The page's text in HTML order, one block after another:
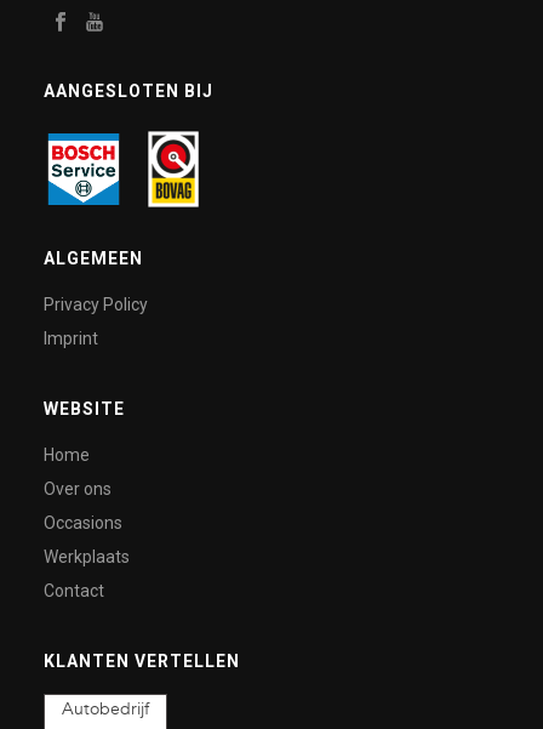
AANGESLOTEN BIJ
ALGEMEEN
Privacy Policy
Imprint
WEBSITE
Home
Over ons
Occasions
Werkplaats
Contact
KLANTEN VERTELLEN
Autobedrijf